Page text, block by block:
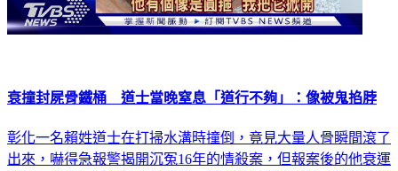
衰撞封屍骨鐵桶 道士當晚窒息「道行不夠」：像被鬼掐脖
彰化一名賴姓道士在打掃水溝時撞倒，竟見大量人骨瞬間滾了
出來，嚇得急報警揭開沉冤16年的情殺案，但報案後的他衰運